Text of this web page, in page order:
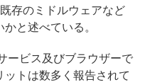
存のミドルウェアなど
と述べている。
ービス及びブラウザーで
トは数多く報告されて